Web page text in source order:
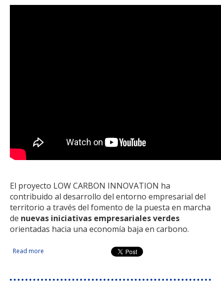
El proyecto LOW CARBON INNOVATION ha
contribuido al desarrollo del entorno empresarial del
territorio a través del fomento de la puesta en marcha
de nuevas iniciativas empresariales verdes
orientadas hacia una economía baja en carbono.
Read more about Red Transregional Low Carbon Innovation.
Asesoramiento empresarial para el fomento de una